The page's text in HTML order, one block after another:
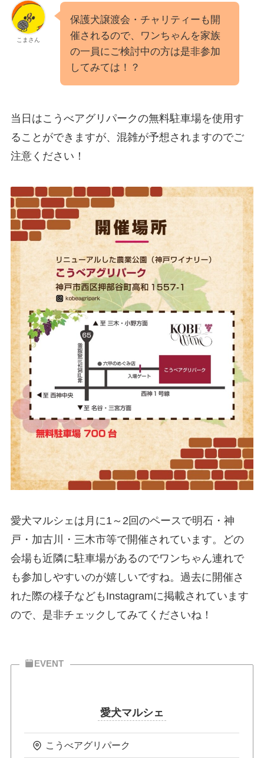
こまさん
保護犬譲渡会・チャリティーも開
催されるので、ワンちゃんを家族
の一員にご検討中の方は是非参加
してみては！？
当日はこうべアグリパークの無料駐車場を使用す
ることができますが、混雑が予想されますのでご
注意ください！
愛犬マルシェは月に1～2回のペースで明石・神
戸・加古川・三木市等で開催されています。どの
会場も近隣に駐車場があるのでワンちゃん連れで
も参加しやすいのが嬉しいですね。過去に開催さ
れた際の様子などもInstagramに掲載されています
ので、是非チェックしてみてくださいね！
EVENT
愛犬マルシェ
こうべアグリパーク